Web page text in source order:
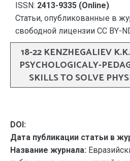
ISSN: 2413-9335 (Online)
Статьи, опубликованные в
свободной лицензии CC BY-
18-22 KENZHEGALIEV
PSYCHOLOGICALY-
SKILLS TO SOLVE
DOI:
Дата публикации статьи в
Название журнала: